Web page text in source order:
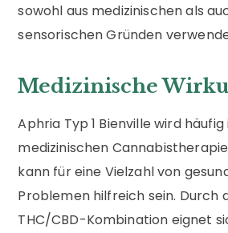
sowohl aus medizinischen als
sensorischen Gründen
Medizinische
Aphria Typ 1 Bienville wird
medizinischen
kann für eine Vielzahl von
Problemen hilfreich sein. Durch
THC/CBD-Kombination eignet